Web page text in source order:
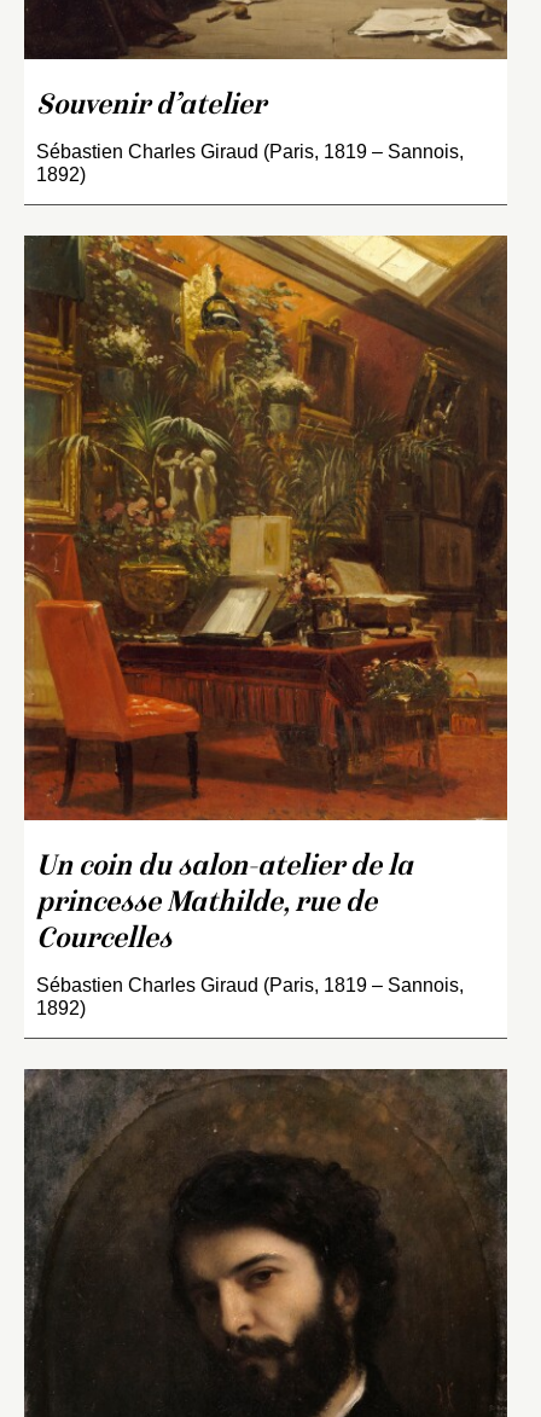
Souvenir d’atelier
Sébastien Charles Giraud (Paris, 1819 – Sannois,
1892)
Un coin du salon-atelier de la
princesse Mathilde, rue de
Courcelles
Sébastien Charles Giraud (Paris, 1819 – Sannois,
1892)